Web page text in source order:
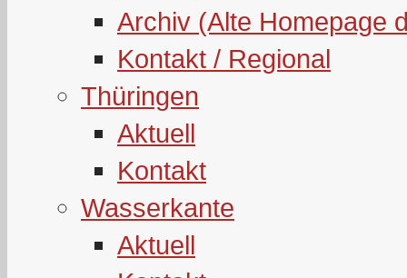
Archiv (Alte Homepage
Kontakt / Regional
Thüringen
Aktuell
Kontakt
Wasserkante
Aktuell